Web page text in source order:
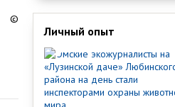
©
Личный опыт